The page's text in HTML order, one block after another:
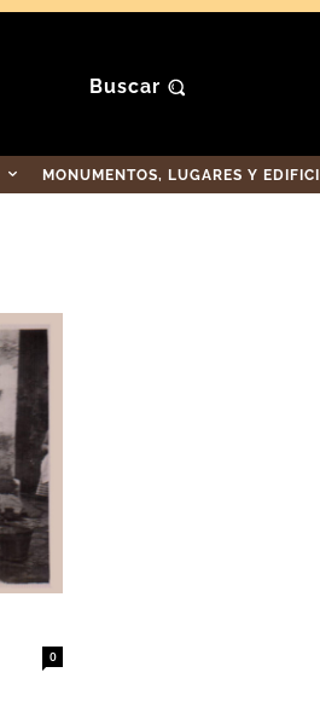
Buscar
MONUMENTOS, LUGARES Y
0